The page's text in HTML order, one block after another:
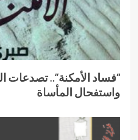
“فساد الأمكنة”.. تصدعات
واستفحال المأساة